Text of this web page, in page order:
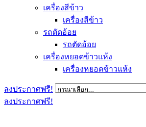
เครื่องสีข้าว
เครื่องสีข้าว
รถตัดอ้อย
รถตัดอ้อย
เครื่องหยอดข้าวแห้ง
เครื่องหยอดข้าวแห้ง
ลงประกาศฟรี!
ลงประกาศฟรี!